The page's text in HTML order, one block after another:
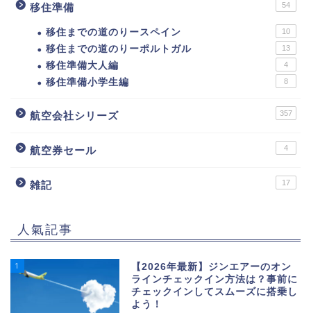
移住準備 54
移住までの道のりースペイン 10
移住までの道のりーポルトガル 13
移住準備大人編 4
移住準備小学生編 8
航空会社シリーズ 357
航空券セール 4
雑記 17
人氣記事
1
【2026年最新】ジンエアーのオン
ラインチェックイン方法は？事前に
チェックインしてスムーズに搭乗し
よう！